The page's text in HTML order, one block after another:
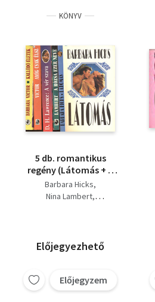
KÖNYV
5 db. romantikus
regény (Látomás + A
rózsa ezer neve + A vér
szava + Amíg csak élsz
Barbara Hicks
Nina Lambert
Előjegyezhető
Előjegyzem